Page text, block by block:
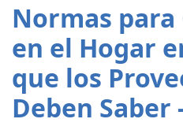
Normas
en el Hogar
que los
Deben Saber